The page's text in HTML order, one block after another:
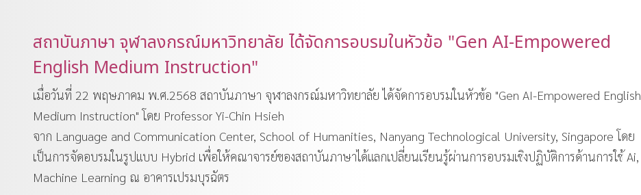
สถาบันภาษา จุฬาลงกรณ์มหาวิทยาลัย ได้จัดการอบรมในหัวข้อ "Gen AI-Empowered
English Medium Instruction"
เมื่อวันที่ 22 พฤษภาคม พ.ศ.2568 สถาบันภาษา จุฬาลงกรณ์มหาวิทยาลัย ได้จัดการอบรมในหัวข้อ "Gen AI-Empowered English
Medium Instruction" โดย Professor Yi-Chin Hsieh
จาก Language and Communication Center, School of Humanities, Nanyang Technological University, Singapore โดย
เป็นการจัดอบรมในรูปแบบ Hybrid เพื่อให้คณาจารย์ของสถาบันภาษาได้แลกเปลี่ยนเรียนรู้ผ่านการอบรมเชิงปฏิบัติการด้านการใช้ Ai,
Machine Learning ณ อาคารเปรมบุรฉัตร